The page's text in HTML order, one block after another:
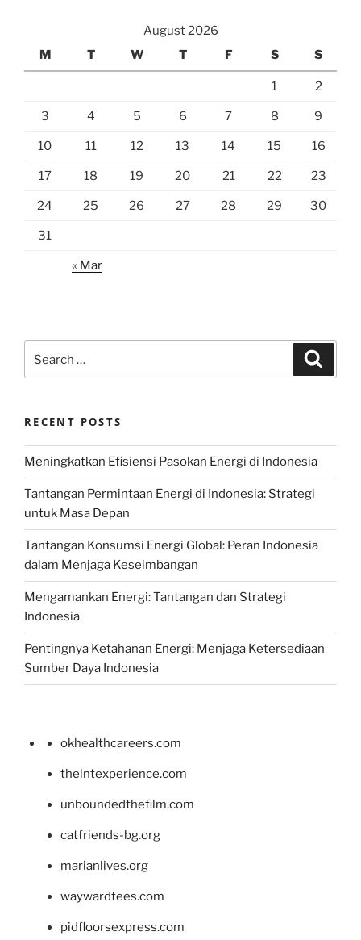
August 2026
M
T W T F S S
1 2
3 4 5 6 7 8 9
10 11 12 13 14 15 16
17 18 19 20 21 22 23
24 25 26 27 28 29 30
31
« Mar
for:
RECENT POSTS
Meningkatkan Efisiensi Pasokan Energi di Indonesia
Tantangan Permintaan Energi di Indonesia: Strategi
untuk Masa Depan
Tantangan Konsumsi Energi Global: Peran Indonesia
dalam Menjaga Keseimbangan
Mengamankan Energi: Tantangan dan Strategi
Indonesia
Pentingnya Ketahanan Energi: Menjaga Ketersediaan
Sumber Daya Indonesia
okhealthcareers.com
theintexperience.com
unboundedthefilm.com
catfriends-bg.org
marianlives.org
waywardtees.com
pidfloorsexpress.com